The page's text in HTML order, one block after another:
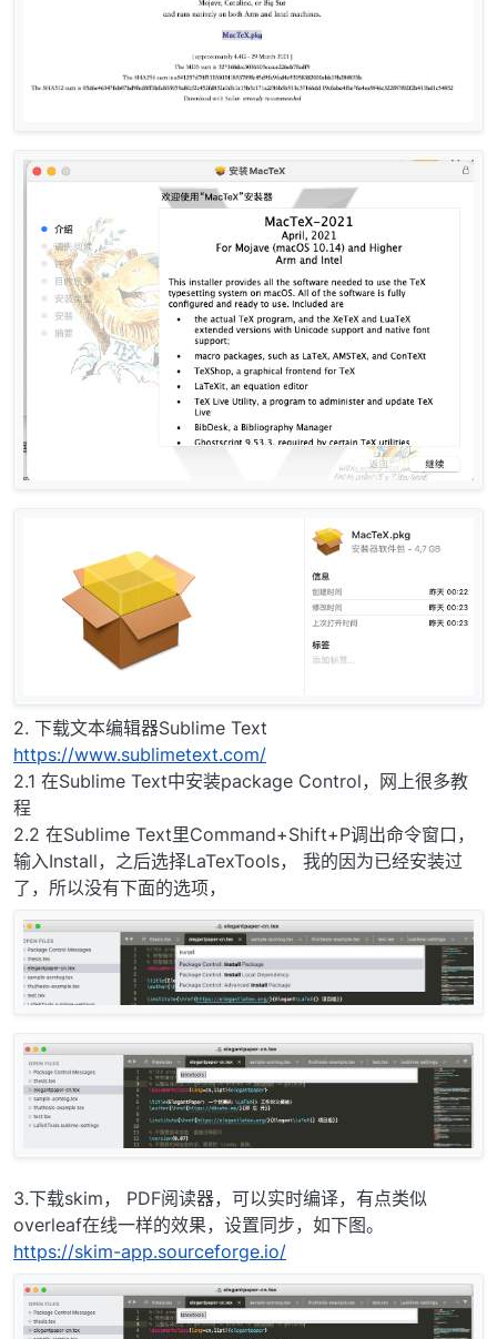
2. 下载文本编辑器Sublime Text
https://www.sublimetext.com/
2.1 在Sublime Text中安装package Control，网上很多教
程
2.2 在Sublime Text里Command+Shift+P调出命令窗口，
输入Install，之后选择LaTexTools， 我的因为已经安装过
了，所以没有下面的选项，
3.下载skim， PDF阅读器，可以实时编译，有点类似
overleaf在线一样的效果，设置同步，如下图。
https://skim-app.sourceforge.io/